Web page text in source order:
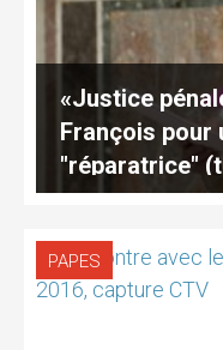
«Justice
François pour
"réparatrice"
PAPES